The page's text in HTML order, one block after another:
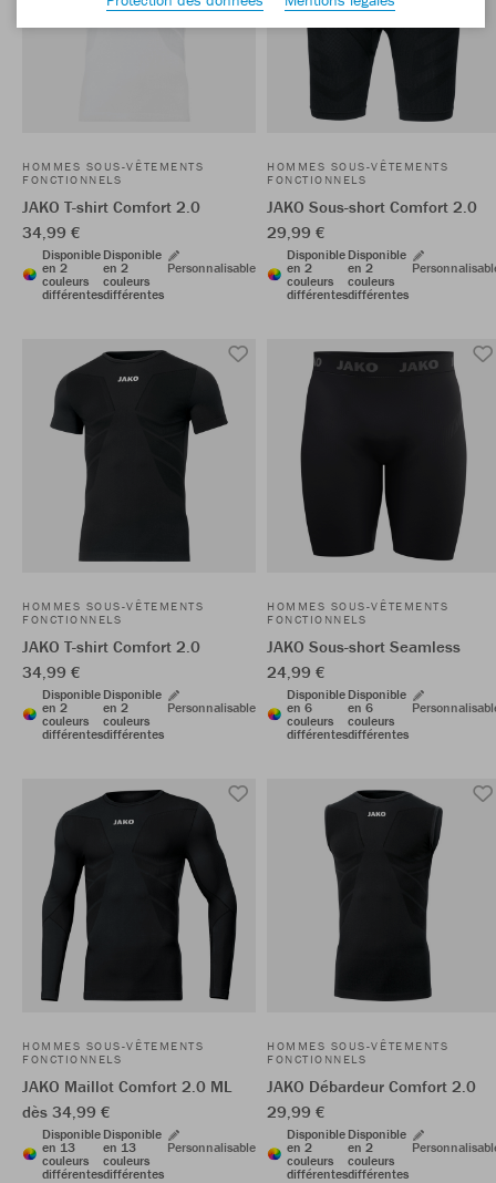
HOMMES SOUS-VÊTEMENTS
FONCTIONNELS
JAKO T-shirt Comfort 2.0
34,99 €
Disponible
en 2
couleurs
différentes
Disponible
en 2
couleurs
différentes
Personnalisable
HOMMES SOUS-VÊTEMENTS
FONCTIONNELS
JAKO Sous-short Comfort 2.0
29,99 €
Disponible
en 2
couleurs
différentes
Disponible
en 2
couleurs
différentes
HOMMES SOUS-VÊTEMENTS
FONCTIONNELS
JAKO T-shirt Comfort 2.0
34,99 €
Disponible
en 2
couleurs
différentes
Disponible
en 2
couleurs
différentes
Personnalisable
HOMMES SOUS-VÊTEMENTS
FONCTIONNELS
JAKO Sous-short Seamless
24,99 €
Disponible
en 6
couleurs
différentes
Disponible
en 6
couleurs
différentes
HOMMES SOUS-VÊTEMENTS
FONCTIONNELS
JAKO Maillot Comfort 2.0 ML
dès 34,99 €
Disponible
en 13
couleurs
différentes
Disponible
en 13
couleurs
différentes
Personnalisable
HOMMES SOUS-VÊTEMENTS
FONCTIONNELS
JAKO Débardeur Comfort 2.0
29,99 €
Disponible
en 2
couleurs
différentes
Disponible
en 2
couleurs
différentes